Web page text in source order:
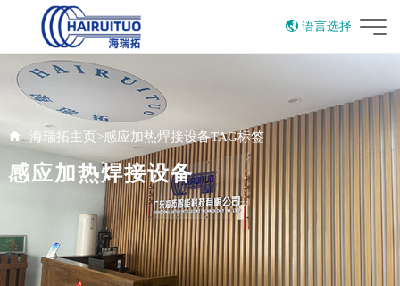
语言选择
海瑞拓主页>感应加热焊接设备TAG标签
感应加热焊接设备